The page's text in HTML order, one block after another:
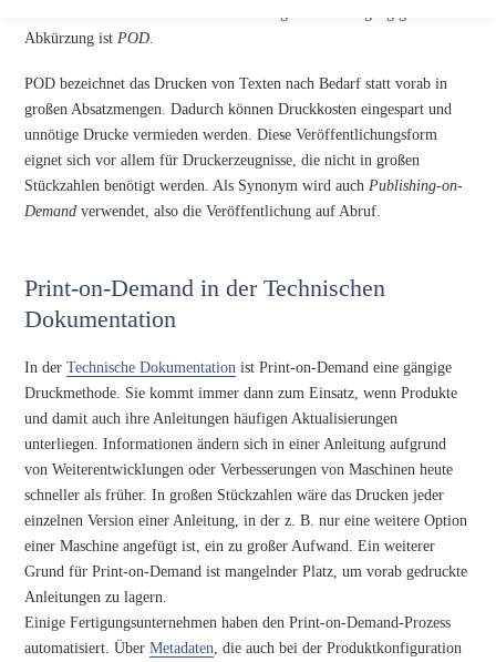
Abkürzung ist POD
POD bezeichnet das Drucken von Texten nach Bedarf statt vorab in
großen Absatzmengen. Dadurch können Druckkosten eingespart und
unnötige Drucke vermieden werden. Diese Veröffentlichungsform
eignet sich vor allem für Druckerzeugnisse, die nicht in großen
Stückzahlen benötigt werden. Als Synonym wird auch Publishing-on-
Demand verwendet, also die Veröffentlichung auf Abruf.
Print-on-Demand in der Technischen
Dokumentation
In derTechnische Dokumentation ist Print-on-Demand eine gängige
Druckmethode. Sie kommt immer dann zum Einsatz, wenn Produkte
und damit auch ihre Anleitungen häufigen Aktualisierungen
unterliegen. Informationen ändern sich in einer Anleitung aufgrund
von Weiterentwicklungen oder Verbesserungen von Maschinen heute
schneller als früher. In großen Stückzahlen wäre das Drucken jeder
einzelnen Version einer Anleitung, in der z. B. nur eine weitere Option
einer Maschine angefügt ist, ein zu großer Aufwand. Ein weiterer
Grund für Print-on-Demand ist mangelnder Platz, um vorab gedruckte
Anleitungen zu lagern.
Einige Fertigungsunternehmen haben den Print-on-Demand-Prozess
automatisiert. ÜberMetadaten , die auch bei der Produktkonfiguration